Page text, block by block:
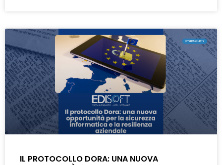
CYBERSECURITY
IL PROTOCOLLO DORA: UNA NUOVA